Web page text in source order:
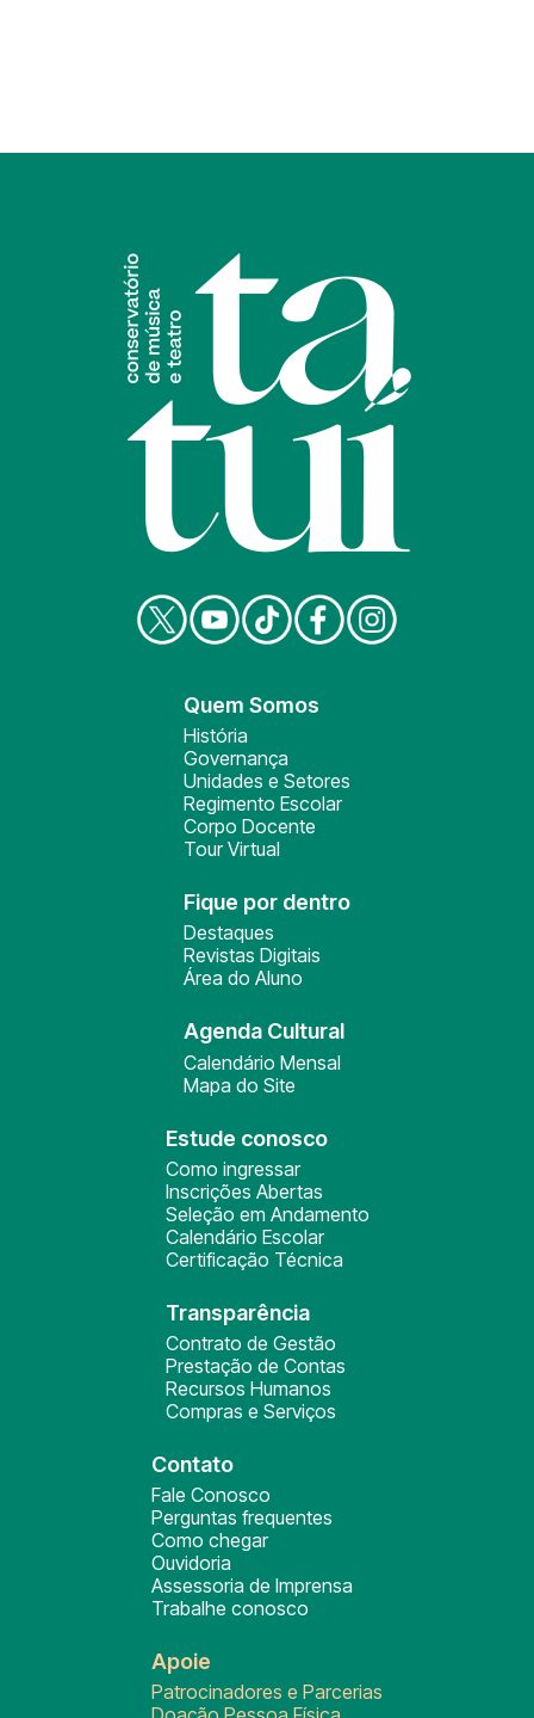
Quem Somos
História
Governança
Unidades e Setores
Regimento Escolar
Corpo Docente
Tour Virtual
Fique por dentro
Destaques
Revistas Digitais
Área do Aluno
Agenda Cultural
Calendário Mensal
Mapa do Site
Estude conosco
Como ingressar
Inscrições Abertas
Seleção em Andamento
Calendário Escolar
Certificação Técnica
Transparência
Contrato de Gestão
Prestação de Contas
Recursos Humanos
Compras e Serviços
Contato
Fale Conosco
Perguntas frequentes
Como chegar
Ouvidoria
Assessoria de Imprensa
Trabalhe conosco
Apoie
Patrocinadores e Parcerias